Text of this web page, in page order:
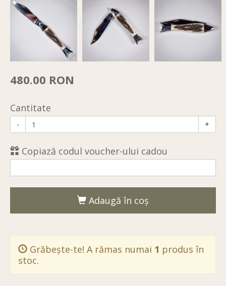
480.00 RON
Cantitate
- +
Copiază codul voucher-ului cadou
Adaugă în coş
Grăbește-te! A rămas numai 1 produs în
stoc.